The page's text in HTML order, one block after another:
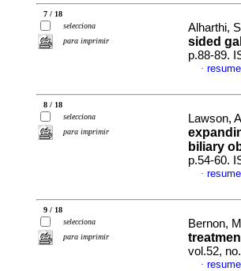
7 / 18
selecciona
para imprimir
Alharthi,
sided
p.88-89.
·
8 / 18
selecciona
para imprimir
Lawson,
biliary
p.54-60.
·
9 / 18
selecciona
para imprimir
Bernon,
vol.52,
·